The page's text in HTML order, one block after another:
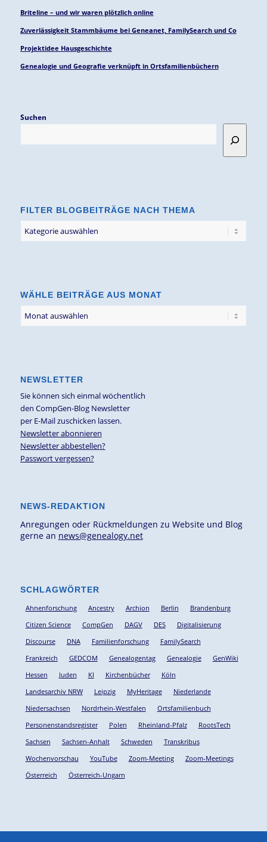
Briteline – und wir waren plötzlich online
Zuverlässigkeit Stammbäume bei Geneanet, FamilySearch und Co
Projektidee Hausgeschichte
Genealogie und Geografie verknüpft in Ortsfamilienbüchern
Suchen
FILTER BLOGBEITRÄGE NACH THEMA
Blogbeiträge
WÄHLE BEITRÄGE AUS MONAT
NEWSLETTER
Sie können sich einmal wöchentlich
den CompGen-Blog Newsletter
per E-Mail zuschicken lassen.
Newsletter abonnieren
Newsletter abbestellen?
Passwort vergessen?
NEWS-REDAKTION
Anregungen oder Rückmeldungen zu Website und Blog
gerne an news@genealogy.net
SCHLAGWÖRTER
Ahnenforschung Ancestry Archion Berlin
Brandenburg
Citizen Science
CompGen DAGV DES
Digitalisierung
Discourse
DNA Familienforschung
FamilySearch
Frankreich
GEDCOM Genealogentag Genealogie
GenWiki
Hessen
Juden KI Kirchenbücher
Köln
Landesarchiv NRW
Leipzig MyHeritage
Niederlande
Niedersachsen
Nordrhein-Westfalen
Ortsfamilienbuch
Personenstandsregister
Polen Rheinland-Pfalz
RootsTech
Sachsen
Sachsen-Anhalt Schweden
Transkribus
Wochenvorschau
YouTube Zoom-Meeting
Zoom-Meetings
Österreich
Österreich-Ungarn